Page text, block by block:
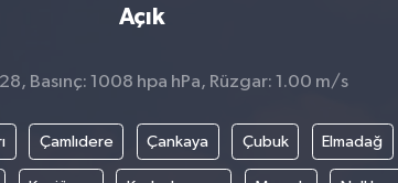
Açık
Basınç: 1008 hpa hPa, Rüzgar: 1.00 m/s
Çamlıdere Çankaya Çubuk Elmadağ